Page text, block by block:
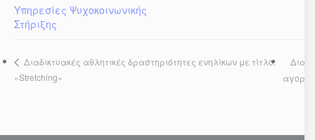
Υπηρεσίες Ψυχοκοινωνικής
Στήριξης
Διαδικτυακές αθλητικές δραστηριότητες ενηλίκων με τίτλο:
«Stretching»